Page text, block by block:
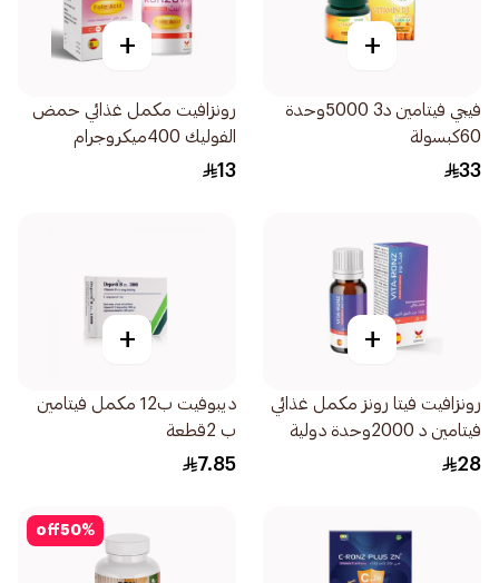
+
فيجي فيتامين د3 5000وحدة
60كبسولة
33
+
رونزافيت مكمل غذائي حمض
الفوليك 400ميكروجرام
60كبسولة
13
+
رونزافيت فيتا رونز مكمل غذائي
فيتامين د 2000وحدة دولية
10مل
28
+
ديبوفيت ب12 مكمل فيتامين
ب 2قطعة
7.85
50%
off